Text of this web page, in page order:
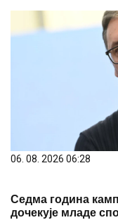
06. 08. 2026 06:28
Седма година
дочекује младе